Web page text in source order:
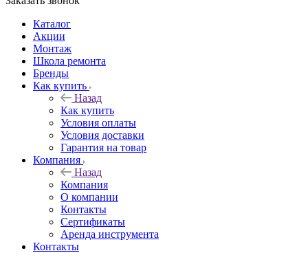
Каталог
Акции
Монтаж
Школа ремонта
Бренды
Как купить
Назад
Как купить
Условия оплаты
Условия доставки
Гарантия на товар
Компания
Назад
Компания
О компании
Контакты
Сертификаты
Аренда инструмента
Контакты